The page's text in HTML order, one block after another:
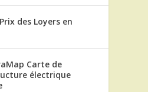
des Loyers en
Carte de
électrique